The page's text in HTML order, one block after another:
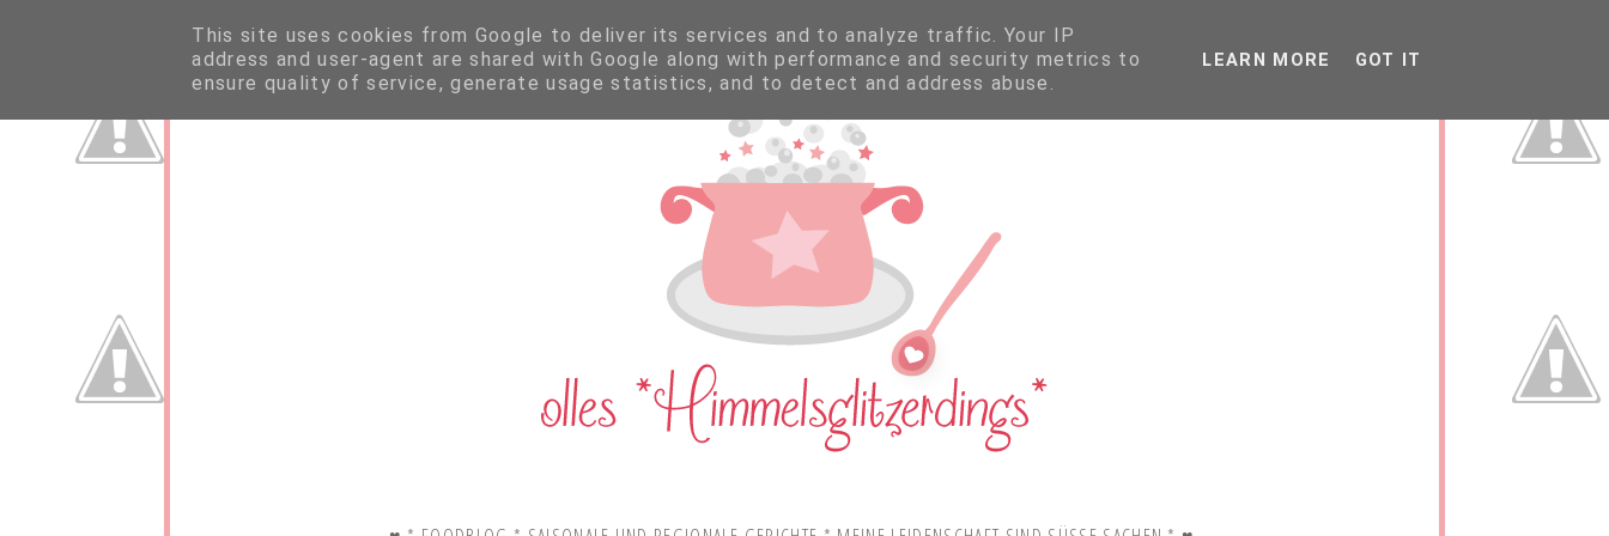
This site uses cookies from Google to deliver its services and to analyze traffic. Your IP
address and user-agent are shared with Google along with performance and security metrics to
ensure quality of service, generate usage statistics, and to detect and address abuse.
LEARN MORE GOT IT